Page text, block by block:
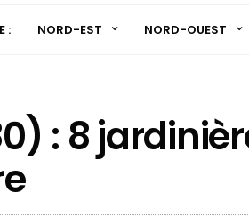
: NORD-EST NORD-OUEST
: 8